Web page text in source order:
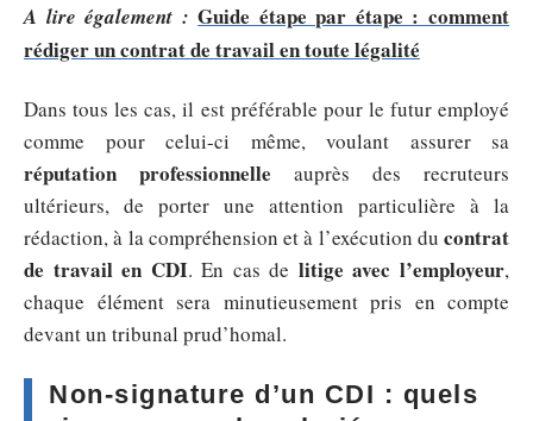
A lire également : Guide étape par étape : comment
rédiger un contrat de travail en toute légalité
Dans tous les cas, il est préférable pour le futur employé
comme pour celui-ci même, voulant assurer sa
réputation professionnelle auprès des recruteurs
ultérieurs, de porter une attention particulière à la
rédaction, à la compréhension et à l’exécution du contrat
de travail en CDI. En cas de litige avec l’employeur,
chaque élément sera minutieusement pris en compte
devant un tribunal prud’homal.
Non-signature d’un CDI : quels